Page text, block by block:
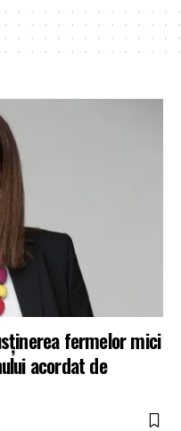
fermelor mici
acordat de